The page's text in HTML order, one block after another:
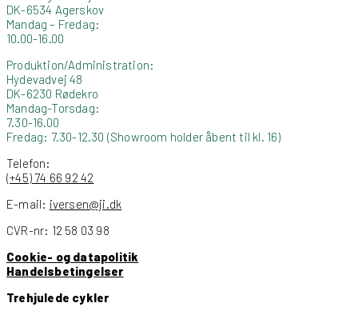
DK-6534 Agerskov
Mandag – Fredag:
10.00-16.00
Produktion/Administration:
Hydevadvej 48
DK-6230 Rødekro
Mandag-Torsdag:
7.30-16.00
Fredag: 7.30-12.30 (Showroom holder åbent til kl. 16)
Telefon:
(+45) 74 66 92 42
E-mail: iversen@ji.dk
CVR-nr: 12 58 03 98
Cookie- og datapolitik
Handelsbetingelser
Trehjulede cykler